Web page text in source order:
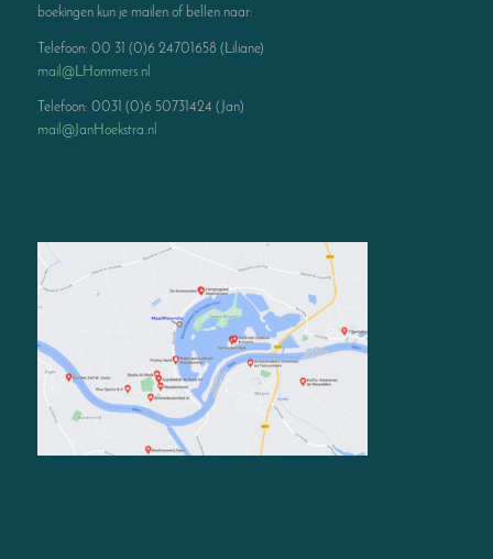
boekingen kun je mailen of bellen naar:
Telefoon: 00 31 (0)6 24701658 (Liliane)
mail@LHommers.nl
Telefoon: 0031 (0)6 50731424 (Jan)
mail@JanHoekstra.nl